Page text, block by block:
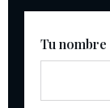
Tu nombre